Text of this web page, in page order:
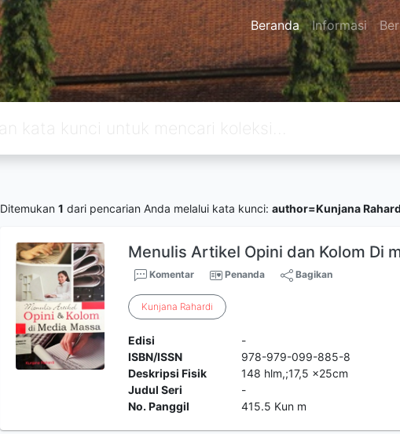
Beranda Informasi
Ditemukan 1 dari pencarian Anda melalui kata kunci: author=Kunjana
Menulis Artikel Opini dan Kolom Di
Komentar Penanda Bagikan
Kunjana Rahardi
Edisi
-
ISBN/ISSN
978-979-099-885-8
Deskripsi Fisik
148 hlm,;17,5 x25cm
Judul Seri
-
No. Panggil
415.5 Kun m